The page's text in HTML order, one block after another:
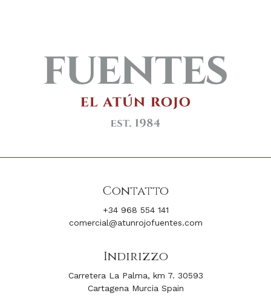
Contatto
+34 968 554 141
comercial@atunrojofuentes.com
Indirizzo
Carretera La Palma, km 7. 30593
Cartagena Murcia Spain